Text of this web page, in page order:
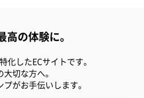
高の体験に。
化したECサイトです。
切な方へ。
がお手伝いします。